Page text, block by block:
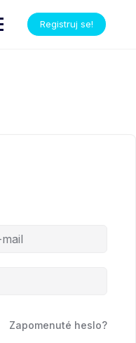
Registruj se!
Zapomenuté heslo?